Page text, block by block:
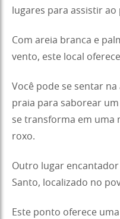
lugares para assistir
Com areia branca e
vento, este local
Você pode se sentar
praia para saborear
se transforma em uma
roxo.
Outro lugar
Santo, localizado no
Este ponto oferece